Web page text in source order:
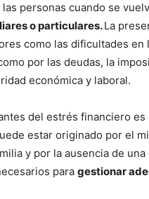
personas cuando se
o particulares.La
como las dificultades en
por las deudas, la
económica y laboral.
del estrés financiero es
estar originado por el
y por la ausencia de
para gestionar